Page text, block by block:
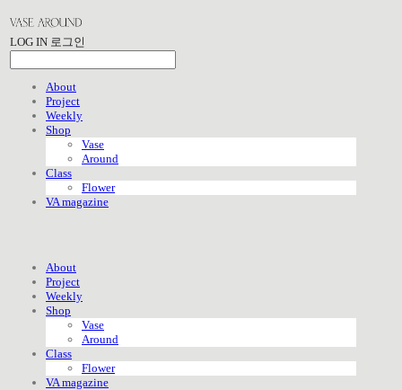
LOG IN 로그인
About
Project
Weekly
Shop
Vase
Around
Class
Flower
VA magazine
About
Project
Weekly
Shop
Vase
Around
Class
Flower
VA magazine